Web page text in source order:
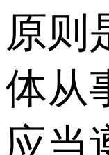
原则
体从
应当